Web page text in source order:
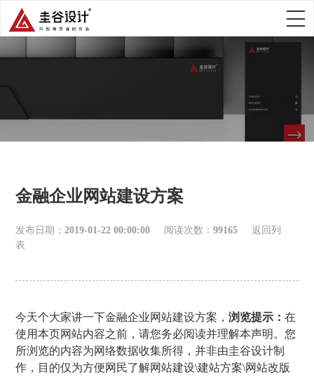
金融企业网站建设方案
发布日期：2019-01-22 00:00:00 阅读次数：99165
返回列
表
今天个大家讲一下金融企业网站建设方案，浏览提示：在
使用本页网站内容之前，请您务必阅读并理解本声明。您
所浏览的内容为网络数据收集所得，并非由圭谷设计制
作，目的仅为方便网民了解网站建设\建站方案\网站改版